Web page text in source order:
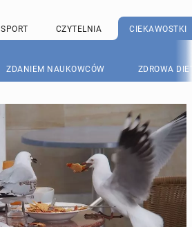
SPORT CZYTELNIA CIEKAWOSTKI
ZDANIEM NAUKOWCÓW ZDROWA